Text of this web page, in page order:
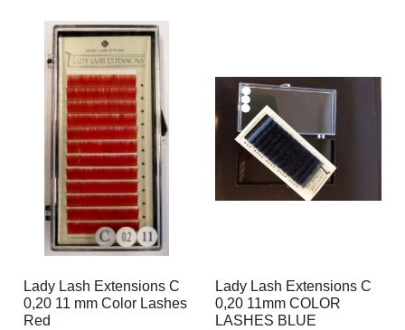
Lady Lash Extensions C
0,20 11 mm Color Lashes
Red
Lady Lash Extensions C
0,20 11mm COLOR
LASHES BLUE